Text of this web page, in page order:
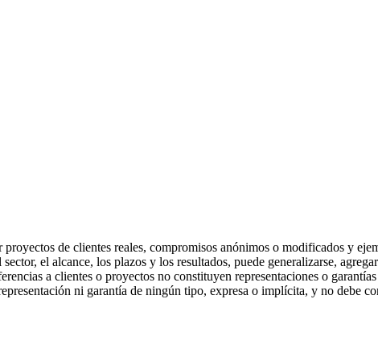
de clientes reales, compromisos anónimos o modificados y
el alcance, los plazos y los resultados, puede generalizarse,
a clientes o proyectos no constituyen representaciones o
ni garantía de ningún tipo, expresa o implícita, y no debe